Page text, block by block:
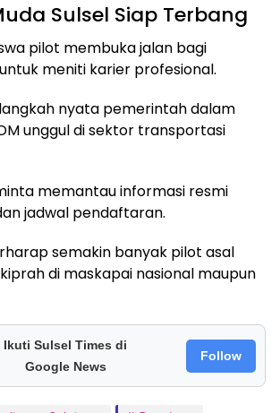
Sulsel Siap Terbang
pilot membuka jalan bagi
meniti karier profesional.
nyata pemerintah dalam
unggul di sektor transportasi
memantau informasi resmi
jadwal pendaftaran.
semakin banyak pilot asal
di maskapai nasional maupun
Ikuti Sulsel Times di
Google News
Follow